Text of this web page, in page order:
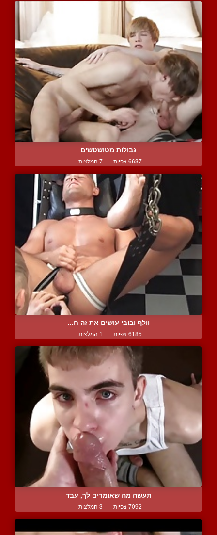
גבולות מטושטשים
6637 צפיות | 7 המלצות
וולף ובובי עושים את זה ח...
6185 צפיות | 1 המלצות
תעשה מה שאומרים לך, עבד
7092 צפיות | 3 המלצות